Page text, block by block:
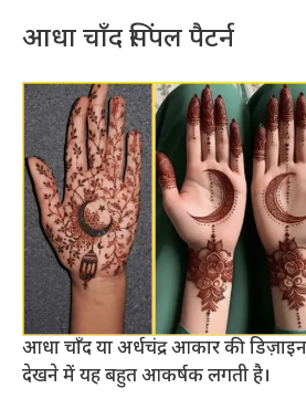
आधा चाँद सिंपल पैटर्न
आधा चाँद या अर्धचंद्र आकार की
देखने में यह बहुत आकर्षक लगती है।